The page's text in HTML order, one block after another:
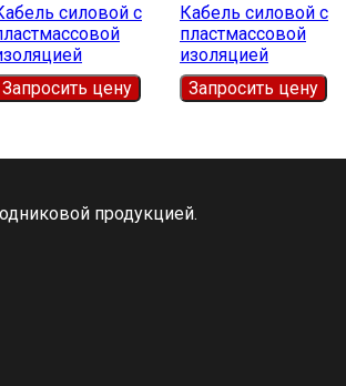
силовой с
Запросить цену
Кабель силовой с
пластмассовой
изоляцией
Запросить цену
продукцией.